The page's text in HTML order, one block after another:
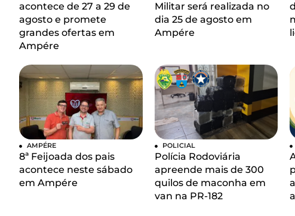
acontece de 27 a 29 de
agosto e promete
grandes ofertas em
Ampére
Militar será realizada no
dia 25 de agosto em
Ampére
AMPÉRE
8ª Feijoada dos pais
acontece neste sábado
em Ampére
POLICIAL
Polícia Rodoviária
apreende mais de 300
quilos de maconha em
van na PR-182